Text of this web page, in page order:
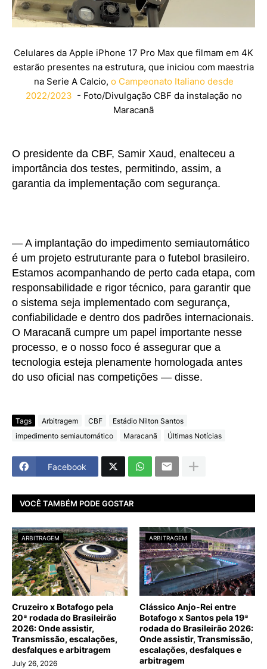
Celulares da Apple iPhone 17 Pro Max que filmam em 4K
estarão presentes na estrutura, que iniciou com maestria
na Serie A Calcio, o Campeonato Italiano desde
2022/2023 - Foto/Divulgação CBF da instalação no
Maracanã
O presidente da CBF, Samir Xaud, enalteceu a
importância dos testes, permitindo, assim, a
garantia da implementação com segurança.
— A implantação do impedimento semiautomático
é um projeto estruturante para o futebol brasileiro.
Estamos acompanhando de perto cada etapa, com
responsabilidade e rigor técnico, para garantir que
o sistema seja implementado com segurança,
confiabilidade e dentro dos padrões internacionais.
O Maracanã cumpre um papel importante nesse
processo, e o nosso foco é assegurar que a
tecnologia esteja plenamente homologada antes
do uso oficial nas competições — disse.
Tags Arbitragem CBF
Estádio Nilton Santos
impedimento semiautomático
Maracanã Últimas Notícias
Facebook
VOCÊ TAMBÉM PODE GOSTAR
ARBITRAGEM
Cruzeiro x Botafogo pela
20ª rodada do Brasileirão
2026: Onde assistir,
Transmissão, escalações,
desfalques e arbitragem
July 26, 2026
ARBITRAGEM
Clássico Anjo-Rei entre
Botafogo x Santos pela 19ª
rodada do Brasileirão 2026:
Onde assistir, Transmissão,
escalações, desfalques e
arbitragem